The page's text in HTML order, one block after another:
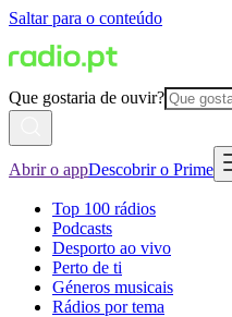
Saltar para o conteúdo
Que gostaria de ouvir?
Abrir o appDescobrir o Prime
Top 100 rádios
Podcasts
Desporto ao vivo
Perto de ti
Géneros musicais
Rádios por tema